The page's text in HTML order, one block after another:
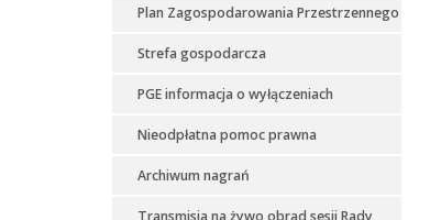
Plan Zagospodarowania Przestrzennego
Strefa gospodarcza
PGE informacja o wyłączeniach
Nieodpłatna pomoc prawna
Archiwum nagrań
Transmisja na żywo obrad sesji Rady